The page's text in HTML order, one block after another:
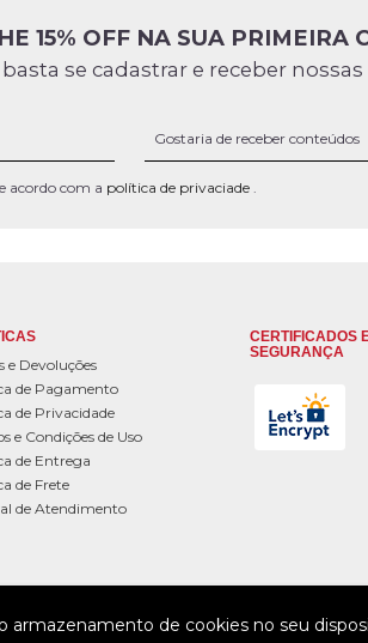
15% OFF NA SUA PRIMEIRA
basta se cadastrar e receber
acordo com a política de privaciade
e Devoluções
de Pagamento
de Privacidade
e Condições de Uso
de Entrega
de Frete
de Atendimento
CERTIFICADOS
SEGURANÇA
de cookies no seu